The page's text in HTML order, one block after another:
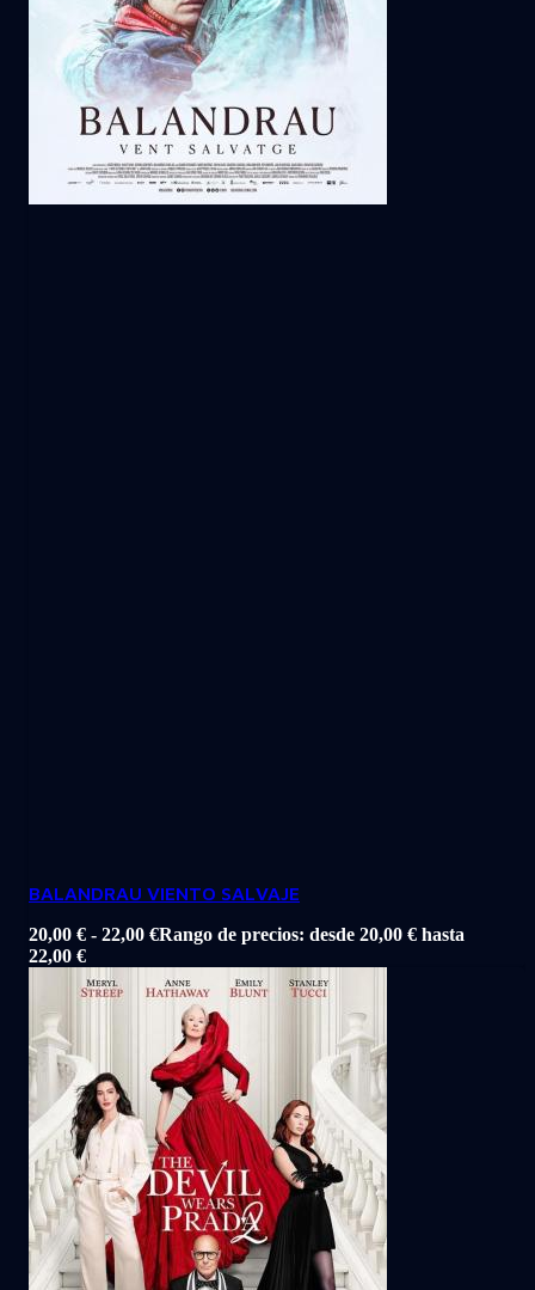
BALANDRAU VIENTO SALVAJE
20,00 € - 22,00 €Rango de precios: desde 20,00 € hasta
22,00 €